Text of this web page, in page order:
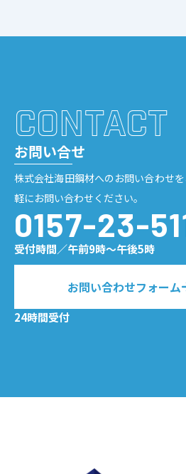
CONTACT
お問い合せ
株式会社海田鋼材へのお問い合わせ
軽にお問い合わせください。
0157-23-
受付時間／午前9時〜午後5時
お問い合わせフォーム
24時間受付